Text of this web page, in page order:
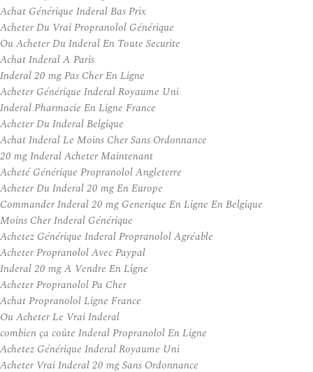
Achat Générique Inderal Bas Prix
Acheter Du Vrai Propranolol Générique
Ou Acheter Du Inderal En Toute Securite
Achat Inderal A Paris
Inderal 20 mg Pas Cher En Ligne
Acheter Générique Inderal Royaume Uni
Inderal Pharmacie En Ligne France
Acheter Du Inderal Belgique
Achat Inderal Le Moins Cher Sans Ordonnance
20 mg Inderal Acheter Maintenant
Acheté Générique Propranolol Angleterre
Acheter Du Inderal 20 mg En Europe
Commander Inderal 20 mg Generique En Ligne En Belgique
Moins Cher Inderal Générique
Achetez Générique Inderal Propranolol Agréable
Acheter Propranolol Avec Paypal
Inderal 20 mg A Vendre En Ligne
Acheter Propranolol Pa Cher
Achat Propranolol Ligne France
Ou Acheter Le Vrai Inderal
combien ça coûte Inderal Propranolol En Ligne
Achetez Générique Inderal Royaume Uni
Acheter Vrai Inderal 20 mg Sans Ordonnance